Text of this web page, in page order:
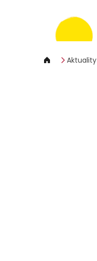
Aktuality